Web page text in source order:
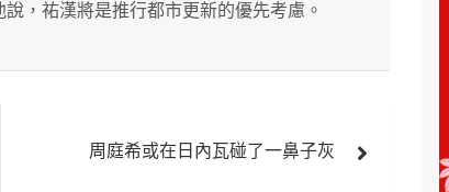
，祐漢將是推行都市更新的優先考慮。
周庭希或在日內瓦碰了一鼻子灰